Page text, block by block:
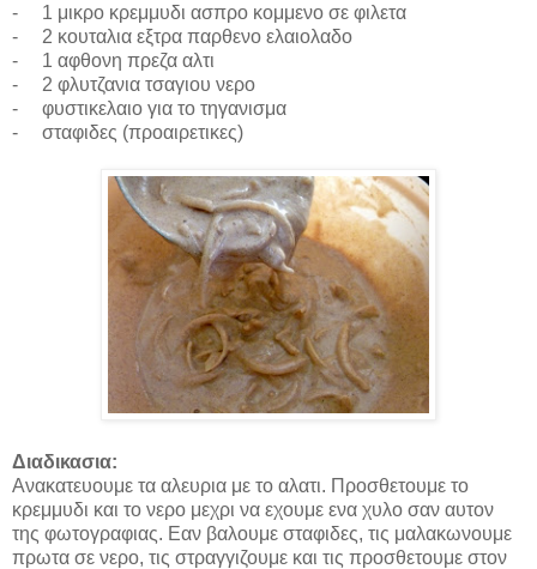
-
1 μικρο κρεμμυδι ασπρο κομμενο σε φιλετα
-
2 κουταλια εξτρα παρθενο ελαιολαδο
-
1 αφθονη πρεζα αλτι
-
2 φλυτζανια τσαγιου νερο
-
φυστικελαιο για το τηγανισμα
-
σταφιδες (προαιρετικες)
Διαδικασια:
Ανακατευουμε τα αλευρια με το αλατι. Προσθετουμε το
κρεμμυδι και το νερο μεχρι να εχουμε ενα χυλο σαν αυτον
της φωτογραφιας. Εαν βαλουμε σταφιδες, τις μαλακωνουμε
πρωτα σε νερο, τις στραγγιζουμε και τις προσθετουμε στον